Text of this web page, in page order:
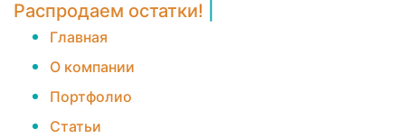
Распродаем остатки!
Главная
О компании
Портфолио
Статьи